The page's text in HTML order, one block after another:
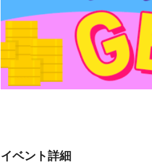
イベント詳細